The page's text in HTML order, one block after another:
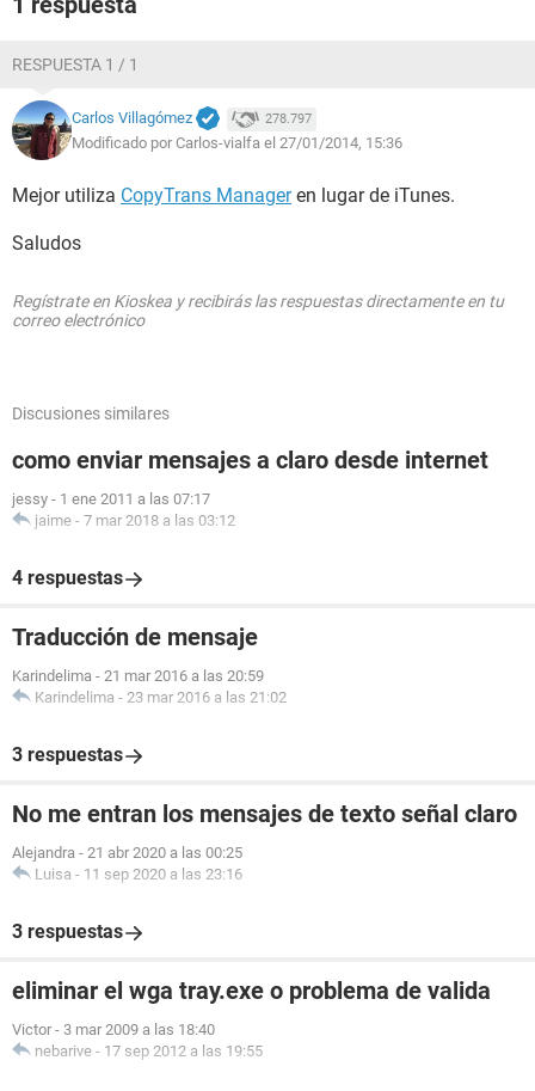
RESPUESTA 1 / 1
Carlos Villagómez 278.797
Modificado por Carlos-vialfa el 27/01/2014, 15:36
Mejor utiliza CopyTrans Manageren lugar de iTunes.
Saludos
Regístrate en Kioskea y recibirás las respuestas directamente en tu
correo electrónico
Discusiones similares
como enviar mensajes a claro desde internet
jessy - 1 ene 2011 a las 07:17
jaime - 7 mar 2018 a las 03:12
4 respuestas
Traducción de mensaje
Karindelima - 21 mar 2016 a las 20:59
Karindelima - 23 mar 2016 a las 21:02
3 respuestas
No me entran los mensajes de texto señal claro
Alejandra - 21 abr 2020 a las 00:25
Luisa - 11 sep 2020 a las 23:16
3 respuestas
eliminar el wga tray.exe o problema de valida
Victor - 3 mar 2009 a las 18:40
nebarive - 17 sep 2012 a las 19:55